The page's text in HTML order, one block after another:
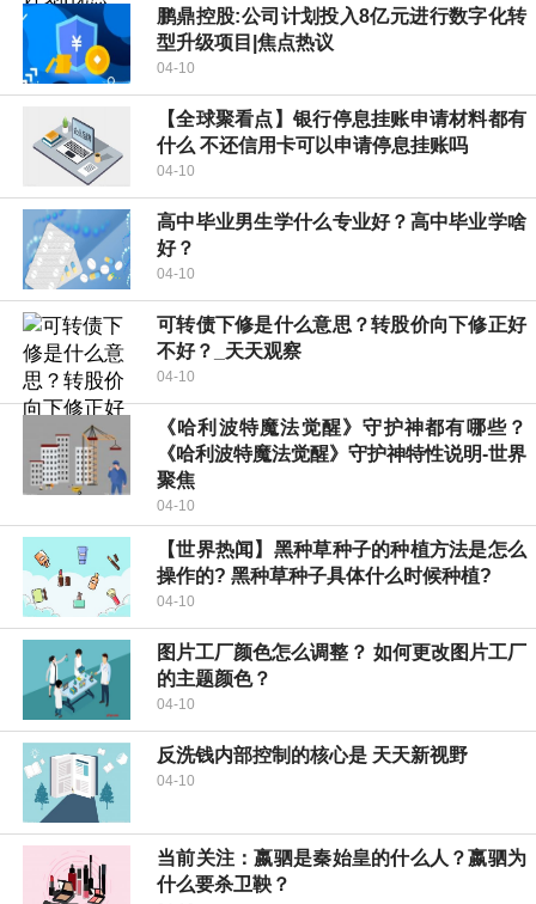
鹏鼎控股:公司计划投入8亿元进行数字化转
型升级项目|焦点热议
04-10
【全球聚看点】银行停息挂账申请材料都有
什么 不还信用卡可以申请停息挂账吗
04-10
高中毕业男生学什么专业好？高中毕业学啥
好？
04-10
可转债下修是什么意思？转股价向下修正好
不好？_天天观察
04-10
《哈利波特魔法觉醒》守护神都有哪些？
《哈利波特魔法觉醒》守护神特性说明-世界
聚焦
04-10
【世界热闻】黑种草种子的种植方法是怎么
操作的? 黑种草种子具体什么时候种植?
04-10
图片工厂颜色怎么调整？ 如何更改图片工厂
的主题颜色？
04-10
反洗钱内部控制的核心是 天天新视野
04-10
当前关注：嬴驷是秦始皇的什么人？嬴驷为
什么要杀卫鞅？